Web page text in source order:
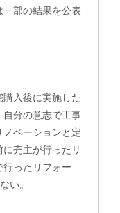
部の結果を公表
入後に実施した
自分の意志で工事
ベーションと定
売主が行ったリ
ったリフォー
い。